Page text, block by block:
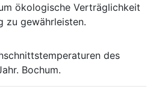
ökologische Verträglichkeit
zu gewährleisten.